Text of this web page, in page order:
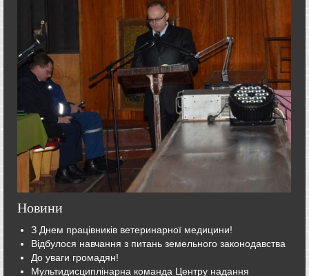
Новини
З Днем працівників ветеринарної медицини!
Відбулося навчання з питань земельного законодавства
До уваги громадян!
Мультидисциплінарна команда Центру надання